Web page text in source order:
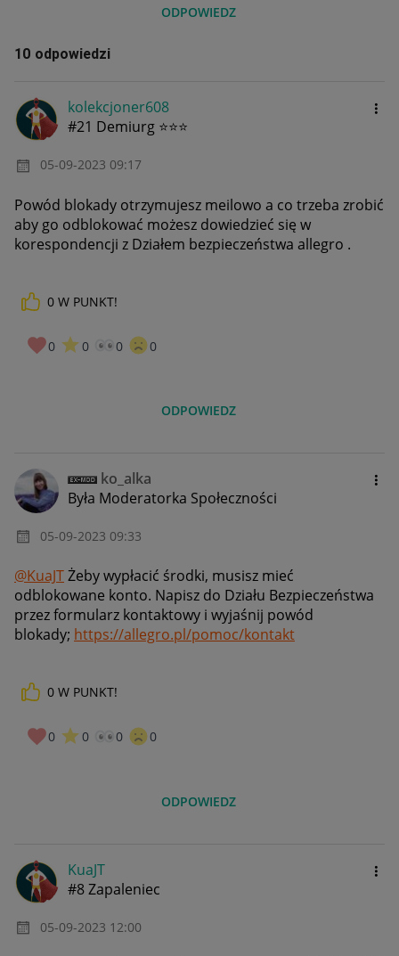
ODPOWIEDZ
10 odpowiedzi
kolekcjoner608
#21 Demiurg ⭐⭐⭐
‎05-09-2023 09:17
Powód blokady otrzymujesz meilowo a co trzeba zrobić
aby go odblokować możesz dowiedzieć się w
korespondencji z Działem bezpieczeństwa allegro .
0 W PUNKT!
0 0 0 0
ODPOWIEDZ
ko_alka
Była Moderatorka Społeczności
‎05-09-2023 09:33
@KuaJTŻeby wypłacić środki, musisz mieć
odblokowane konto. Napisz do Działu Bezpieczeństwa
przez formularz kontaktowy i wyjaśnij powód
blokady; https://allegro.pl/pomoc/kontakt
0 W PUNKT!
0 0 0 0
ODPOWIEDZ
KuaJT
#8 Zapaleniec
‎05-09-2023 12:00